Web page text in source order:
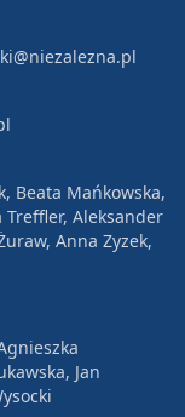
Beata Mańkowska,
Treffler, Aleksander
Anna Zyzek,
Jan